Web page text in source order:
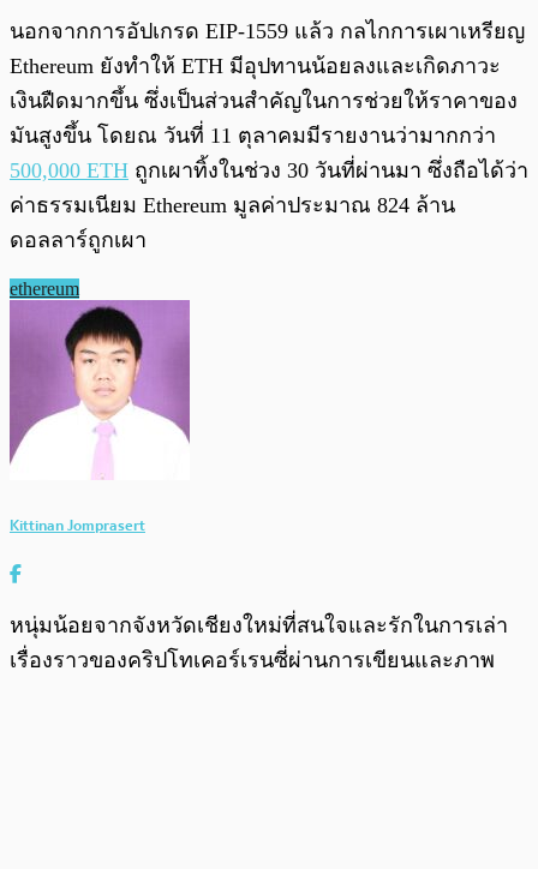
นอกจากการอัปเกรด EIP-1559 แล้ว กลไกการเผาเหรียญ
Ethereum ยังทำให้ ETH มีอุปทานน้อยลงและเกิดภาวะ
เงินฝืดมากขึ้น ซึ่งเป็นส่วนสำคัญในการช่วยให้ราคาของ
มันสูงขึ้น โดยณ วันที่ 11 ตุลาคมมีรายงานว่ามากกว่า
500,000 ETH ถูกเผาทิ้งในช่วง 30 วันที่ผ่านมา ซึ่งถือได้ว่า
ค่าธรรมเนียม Ethereum มูลค่าประมาณ 824 ล้าน
ดอลลาร์ถูกเผา
ethereum
Kittinan Jomprasert
หนุ่มน้อยจากจังหวัดเชียงใหม่ที่สนใจและรักในการเล่า
เรื่องราวของคริปโทเคอร์เรนซี่ผ่านการเขียนและภาพ